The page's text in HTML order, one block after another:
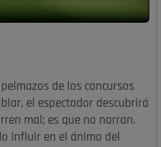
de los concursos
el espectador descubrirá
mal; es que no narran.
influir en el ánimo del